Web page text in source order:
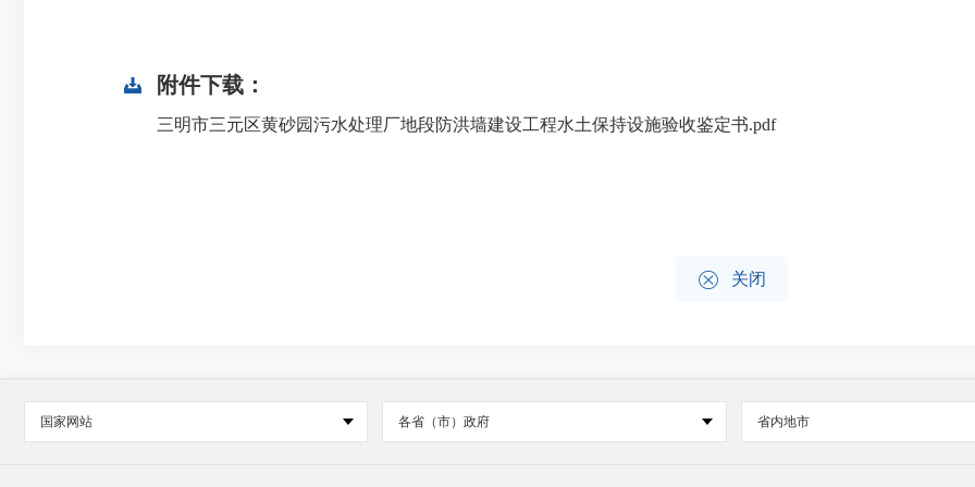
附件下载：
三明市三元区黄砂园污水处理厂地段防洪墙建设工程水土保持设施验收鉴定书.pdf
 关闭
国家网站 各省（市）政府 省内地市